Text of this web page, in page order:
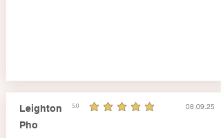
Leighton
Pho
5.0
la note moyenne est 5 sur 5 08.09.25